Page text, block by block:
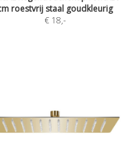
roestvrij staal goudkleurig
€ 18,-